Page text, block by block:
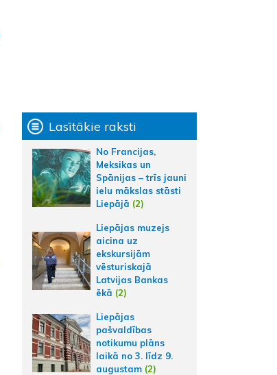
Lasītākie raksti
No Francijas,
Meksikas un
Spānijas – trīs jauni
ielu mākslas stāsti
Liepājā (2)
Liepājas muzejs
aicina uz
ekskursijām
vēsturiskajā
Latvijas Bankas
ēkā (2)
Liepājas
pašvaldības
notikumu plāns
laikā no 3. līdz 9.
augustam (2)